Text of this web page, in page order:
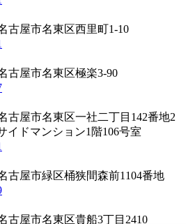
古屋市名東区西里町1-10
古屋市名東区極楽3-90
古屋市名東区一社二丁目142番地2
イドマンション1階106号室
古屋市緑区桶狭間森前1104番地
古屋市名東区貴船3丁目2410